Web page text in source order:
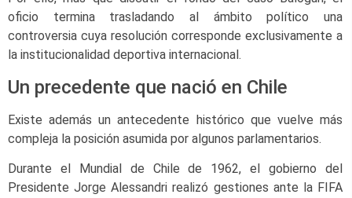
oficio termina trasladando al ámbito político una
controversia cuya resolución corresponde exclusivamente a
la institucionalidad deportiva internacional.
Un precedente que nació en Chile
Existe además un antecedente histórico que vuelve más
compleja la posición asumida por algunos parlamentarios.
Durante el Mundial de Chile de 1962, el gobierno del
Presidente Jorge Alessandri realizó gestiones ante la FIFA